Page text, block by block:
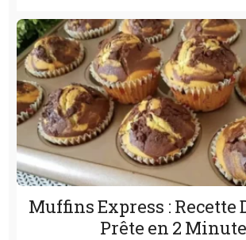
Muffins Express : Recette
Prête en 2